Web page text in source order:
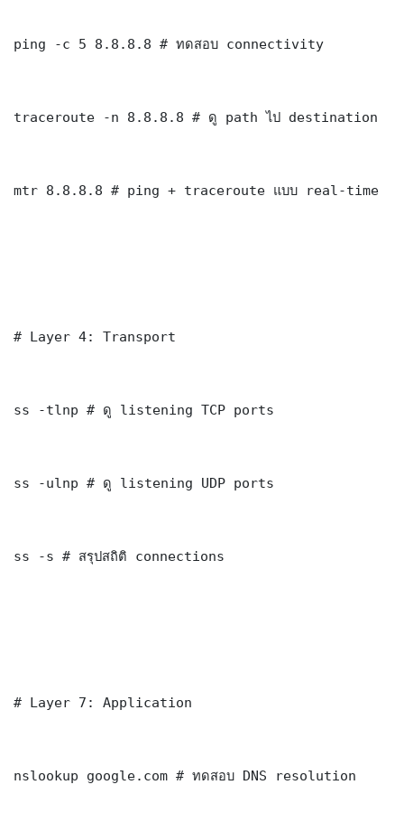
ping -c 5 8.8.8.8 # ทดสอบ connectivity
traceroute -n 8.8.8.8 # ดู path ไป destination
mtr 8.8.8.8 # ping + traceroute แบบ real-time
# Layer 4: Transport
ss -tlnp # ดู listening TCP ports
ss -ulnp # ดู listening UDP ports
ss -s # สรุปสถิติ connections
# Layer 7: Application
nslookup google.com # ทดสอบ DNS resolution